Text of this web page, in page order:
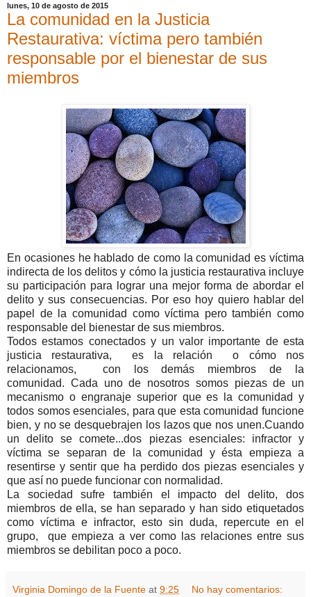
lunes, 10 de agosto de 2015
La comunidad en la Justicia
Restaurativa: víctima pero también
responsable por el bienestar de sus
miembros
En ocasiones he hablado de como la comunidad es víctima
indirecta de los delitos y cómo la justicia restaurativa incluye
su participación para lograr una mejor forma de abordar el
delito y sus consecuencias. Por eso hoy quiero hablar del
papel de la comunidad como víctima pero también como
responsable del bienestar de sus miembros.
Todos estamos conectados y un valor importante de esta
justicia restaurativa, es la relación o cómo nos
relacionamos, con los demás miembros de la
comunidad. Cada uno de nosotros somos piezas de un
mecanismo o engranaje superior que es la comunidad y
todos somos esenciales, para que esta comunidad funcione
bien, y no se desquebrajen los lazos que nos unen.Cuando
un delito se comete...dos piezas esenciales: infractor y
víctima se separan de la comunidad y ésta empieza a
resentirse y sentir que ha perdido dos piezas esenciales y
que así no puede funcionar con normalidad.
La sociedad sufre también el impacto del delito, dos
miembros de ella, se han separado y han sido etiquetados
como víctima e infractor, esto sin duda, repercute en el
grupo, que empieza a ver como las relaciones entre sus
miembros se debilitan poco a poco.
Virginia Domingo de la Fuente at 9:25 No hay comentarios: